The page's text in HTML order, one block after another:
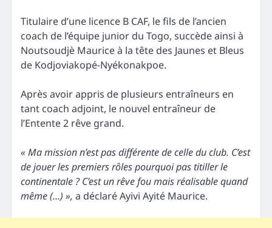
Titulaire d’une licence B CAF, le fils de l’ancien
coach de l’équipe junior du Togo, succède ainsi à
Noutsoudjè Maurice à la tête des Jaunes et Bleus
de Kodjoviakopé-Nyékonakpoe.
Après avoir appris de plusieurs entraîneurs en
tant coach adjoint, le nouvel entraîneur de
l’Entente 2 rêve grand.
« Ma mission n’est pas différente de celle du club. C’est
de jouer les premiers rôles pourquoi pas titiller le
continentale ? C’est un rêve fou mais réalisable quand
même (…) », a déclaréAyivi Ayité Maurice.